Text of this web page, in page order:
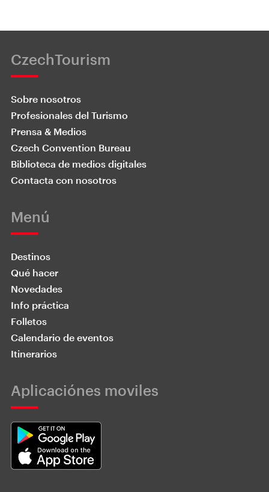
CzechTourism
Sobre nosotros
Profesionales del Turismo
Prensa & Medios
Czech Convention Bureau
Biblioteca de medios digitales
Contacta con nosotros
Menú
Destinos
Qué hacer
Novedades
Info práctica
Folletos
Calendario de eventos
Itinerarios
Aplicaciónes moviles